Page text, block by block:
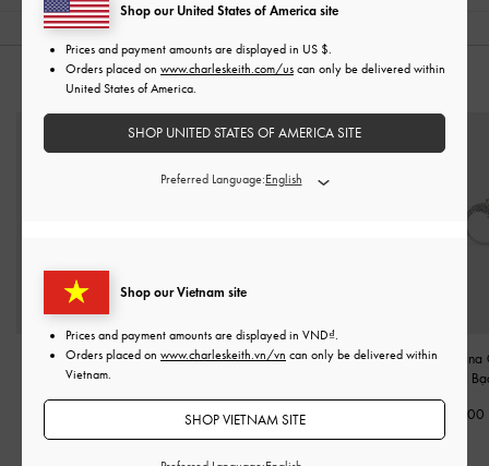
CÓ THỂ BẠN SẼ THÍCH
Khuyên tai Pearl-Bạc
Khuyên tai dáng thả Athalia
1,090,000
Khuyên tai Delfina
1,190,000
Shop our Vietnam site
Prices and payment amounts are displayed in VND .
Orders placed on www.charleskeith.vn/vn can only be delivered within
Vietnam.
SHOP VIETNAM SITE
Shop our United States of America site
Prices and payment amounts are displayed in US $
Orders placed on www.charleskeith.com/us can only be delivered within
United States of America.
SHOP UNITED STATES OF AMERICA SITE
Preferred Language: